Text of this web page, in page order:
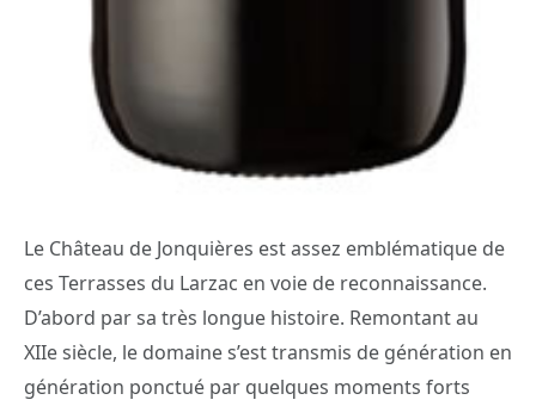
Le Château de Jonquières est assez emblématique de
ces Terrasses du Larzac en voie de reconnaissance.
D’abord par sa très longue histoire. Remontant au
XIIe siècle, le domaine s’est transmis de génération en
génération ponctué par quelques moments forts